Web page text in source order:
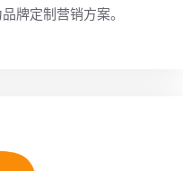
牌定制营销方案。